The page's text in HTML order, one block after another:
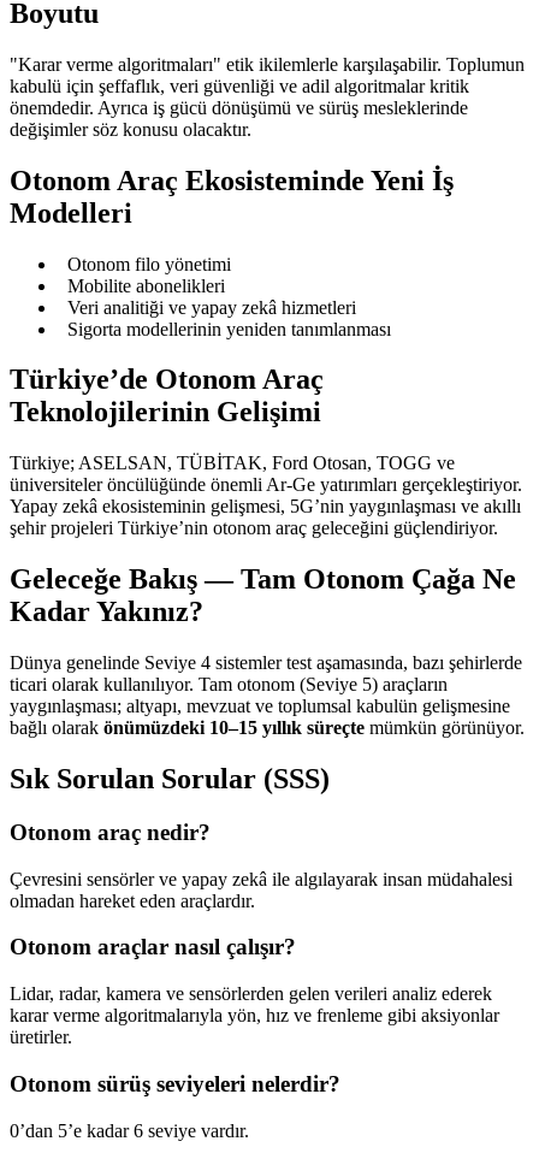
Boyutu
"Karar verme algoritmaları" etik ikilemlerle karşılaşabilir. Toplumun
kabulü için şeffaflık, veri güvenliği ve adil algoritmalar kritik
önemdedir. Ayrıca iş gücü dönüşümü ve sürüş mesleklerinde
değişimler söz konusu olacaktır.
Otonom Araç Ekosisteminde Yeni İş
Modelleri
Otonom filo yönetimi
Mobilite abonelikleri
Veri analitiği ve yapay zekâ hizmetleri
Sigorta modellerinin yeniden tanımlanması
Türkiye’de Otonom Araç
Teknolojilerinin Gelişimi
Türkiye; ASELSAN, TÜBİTAK, Ford Otosan, TOGG ve
üniversiteler öncülüğünde önemli Ar-Ge yatırımları gerçekleştiriyor.
Yapay zekâ ekosisteminin gelişmesi, 5G’nin yaygınlaşması ve akıllı
şehir projeleri Türkiye’nin otonom araç geleceğini güçlendiriyor.
Geleceğe Bakış — Tam Otonom Çağa Ne
Kadar Yakınız?
Dünya genelinde Seviye 4 sistemler test aşamasında, bazı şehirlerde
ticari olarak kullanılıyor. Tam otonom (Seviye 5) araçların
yaygınlaşması; altyapı, mevzuat ve toplumsal kabulün gelişmesine
bağlı olarak önümüzdeki 10–15 yıllık süreçte mümkün görünüyor.
Sık Sorulan Sorular (SSS)
Otonom araç nedir?
Çevresini sensörler ve yapay zekâ ile algılayarak insan müdahalesi
olmadan hareket eden araçlardır.
Otonom araçlar nasıl çalışır?
Lidar, radar, kamera ve sensörlerden gelen verileri analiz ederek
karar verme algoritmalarıyla yön, hız ve frenleme gibi aksiyonlar
üretirler.
Otonom sürüş seviyeleri nelerdir?
0’dan 5’e kadar 6 seviye vardır.